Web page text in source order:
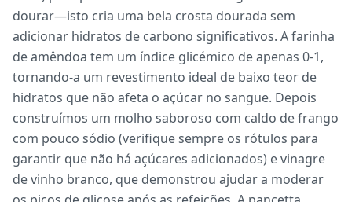
dourar—isto cria uma bela crosta dourada sem
adicionar hidratos de carbono significativos. A farinha
de amêndoa tem um índice glicémico de apenas 0-1,
tornando-a um revestimento ideal de baixo teor de
hidratos que não afeta o açúcar no sangue. Depois
construímos um molho saboroso com caldo de frango
com pouco sódio (verifique sempre os rótulos para
garantir que não há açúcares adicionados) e vinagre
de vinho branco, que demonstrou ajudar a moderar